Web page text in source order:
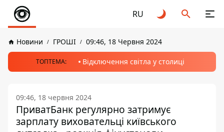
RU
Новини ГРОШІ 09:46, 18 Червня 2024
ТОПТЕМА: Відключення світла у столиці
09:46, 18 червня 2024
ПриватБанк регулярно затримує
зарплату виховательці київського